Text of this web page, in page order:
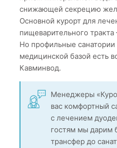
снижающей секрецию
Основной курорт для
пищеварительного
Но профильные санатории
медицинской базой есть
Кавминвод.
Менеджеры
вас комфортный
с лечением
гостям мы дарим
трансфер до